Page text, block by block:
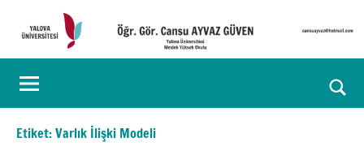
Öğr.
Gör.
Cansu
Web
Sayfası
Etiket:Varlık İlişki Modeli